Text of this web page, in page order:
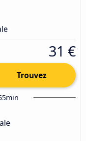
31 €
Trouvez